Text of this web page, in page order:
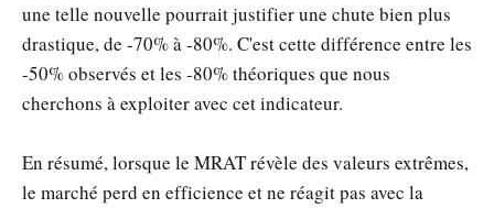
une telle nouvelle pourrait justifier une chute bien plus
drastique, de -70% à -80%. C'est cette différence entre les
-50% observés et les -80% théoriques que nous
cherchons à exploiter avec cet indicateur.
En résumé, lorsque le MRAT révèle des valeurs extrêmes,
le marché perd en efficience et ne réagit pas avec la